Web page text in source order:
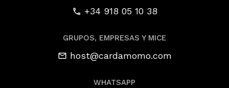
+34 918 05 10 38
GRUPOS, EMPRESAS Y MICE
host@cardamomo.com
WHATSAPP